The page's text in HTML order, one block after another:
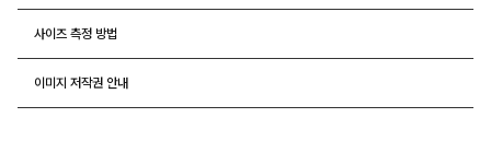
사이즈 측정 방법
이미지 저작권 안내